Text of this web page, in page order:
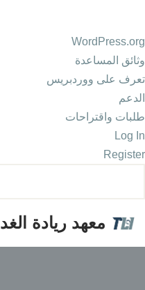
WordPress.org
وثائق المساعدة
تعرف على ووردبريس
الدعم
طلبات واقتراحات
Log In
Register
معهد ريادة الغد